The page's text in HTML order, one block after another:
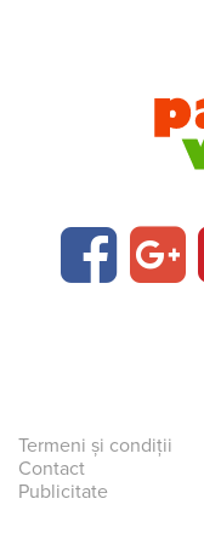
Termeni și condiții
Contact
Publicitate